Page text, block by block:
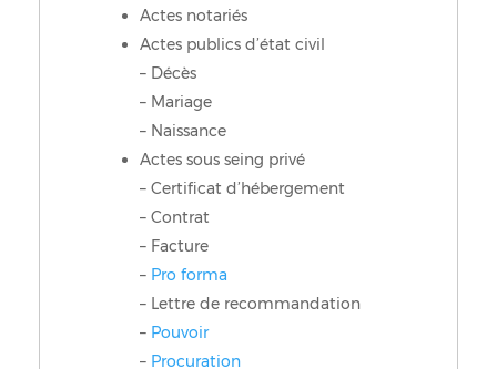
Actes notariés
Actes publics d’état civil
– Décès
– Mariage
– Naissance
Actes sous seing privé
– Certificat d’hébergement
– Contrat
– Facture
– Pro forma
– Lettre de recommandation
– Pouvoir
– Procuration